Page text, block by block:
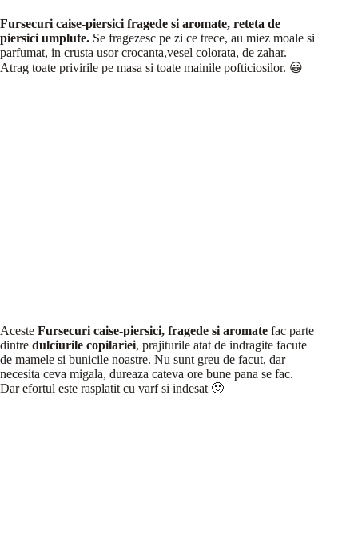
Fursecuri caise-piersici fragede si aromate, reteta de
piersici umplute. Se fragezesc pe zi ce trece, au miez moale si
parfumat, in crusta usor crocanta,vesel colorata, de zahar.
Atrag toate privirile pe masa si toate mainile pofticiosilor. 😀
Aceste Fursecuri caise-piersici, fragede si aromate fac parte
dintre dulciurile copilariei, prajiturile atat de indragite facute
de mamele si bunicile noastre. Nu sunt greu de facut, dar
necesita ceva migala, dureaza cateva ore bune pana se fac.
Dar efortul este rasplatit cu varf si indesat 🙂